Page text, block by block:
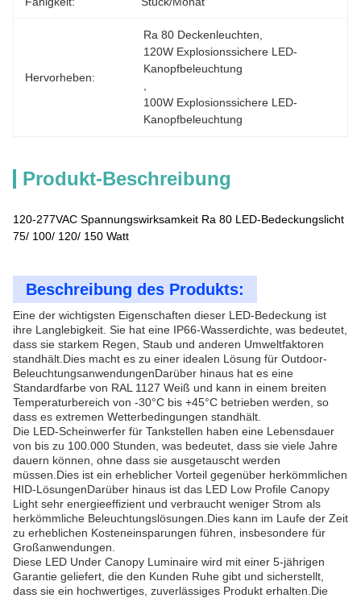
Hervorheben:
Ra 80 Deckenleuchten
120W Explosionssichere LED-
Kanopfbeleuchtung
100W Explosionssichere LED-
Kanopfbeleuchtung
Produkt-Beschreibung
120-277VAC Spannungswirksamkeit Ra 80 LED-Bedeckungslicht
75/ 100/ 120/ 150 Watt
Beschreibung des Produkts:
Eine der wichtigsten Eigenschaften dieser LED-Bedeckung ist
ihre Langlebigkeit. Sie hat eine IP66-Wasserdichte, was bedeutet,
dass sie starkem Regen, Staub und anderen Umweltfaktoren
standhält.Dies macht es zu einer idealen Lösung für Outdoor-
BeleuchtungsanwendungenDarüber hinaus hat es eine
Standardfarbe von RAL 1127 Weiß und kann in einem breiten
Temperaturbereich von -30°C bis +45°C betrieben werden, so
dass es extremen Wetterbedingungen standhält.
Die LED-Scheinwerfer für Tankstellen haben eine Lebensdauer
von bis zu 100.000 Stunden, was bedeutet, dass sie viele Jahre
dauern können, ohne dass sie ausgetauscht werden
müssen.Dies ist ein erheblicher Vorteil gegenüber herkömmlichen
HID-LösungenDarüber hinaus ist das LED Low Profile Canopy
Light sehr energieeffizient und verbraucht weniger Strom als
herkömmliche Beleuchtungslösungen.Dies kann im Laufe der Zeit
zu erheblichen Kosteneinsparungen führen, insbesondere für
Großanwendungen.
Diese LED Under Canopy Luminaire wird mit einer 5-jährigen
Garantie geliefert, die den Kunden Ruhe gibt und sicherstellt,
dass sie ein hochwertiges, zuverlässiges Produkt erhalten.Die